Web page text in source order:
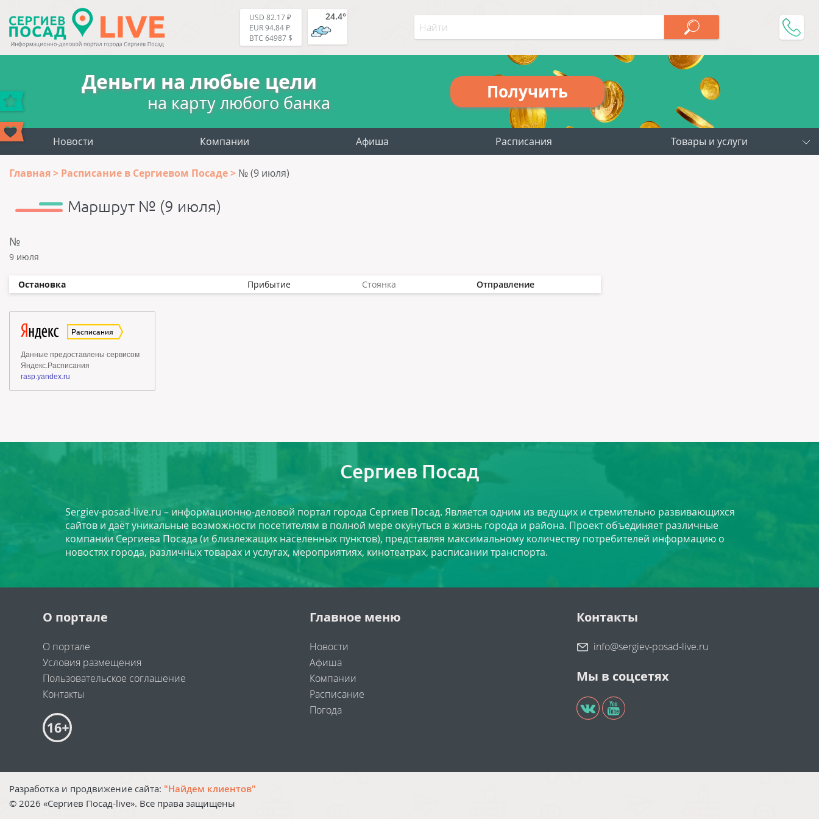
USD 82.17 ₽
EUR 94.84 ₽
BTC 64987 $
24.4°
Деньги на любые цели
на карту любого банка
Получить
Новости Компании Афиша Расписания Товары и услуги
Главная Расписание в Сергиевом Посаде № (9 июля)
Маршрут № (9 июля)
№
9 июля
Остановка Прибытие Стоянка Отправление
Сергиев Посад
Sergiev-posad-live.ru – информационно-деловой портал города Сергиев Посад. Является одним из ведущих и стремительно развивающихся
сайтов и даёт уникальные возможности посетителям в полной мере окунуться в жизнь города и района. Проект объединяет различные
компании Сергиева Посада (и близлежащих населенных пунктов), представляя максимальному количеству потребителей информацию о
новостях города, различных товарах и услугах, мероприятиях, кинотеатрах, расписании транспорта.
О портале
О портале
Условия размещения
Пользовательское соглашение
Контакты
Главное меню
Новости
Афиша
Компании
Расписание
Погода
Контакты
info@sergiev-posad-live.ru
Мы в соцсетях
Разработка и продвижение сайта: "Найдем клиентов"
© 2026 «Сергиев Посад-live». Все права защищены